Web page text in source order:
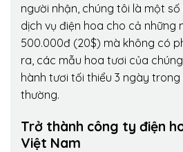
người nhận, chúng tôi là một
dịch vụ điện hoa cho cả những
500.000đ (20$) mà không có
ra, các mẫu hoa tươi của
hành tươi tối thiểu 3 ngày trong
thường.
Trở thành công ty điện
Việt Nam